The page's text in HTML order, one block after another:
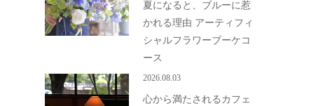
夏になると、ブルーに惹
かれる理由 アーティフィ
シャルフラワーブーケコ
ース
2026.08.03
心から満たされるカフェ